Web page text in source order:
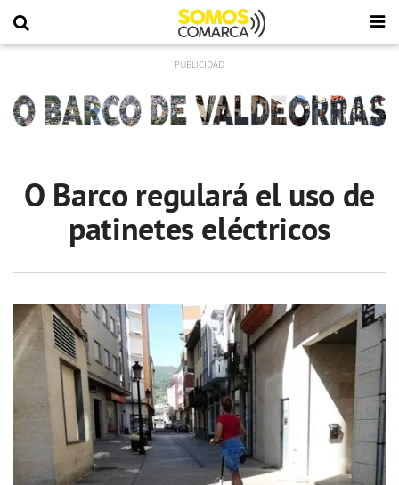
O Barco regulará el uso de
patinetes eléctricos